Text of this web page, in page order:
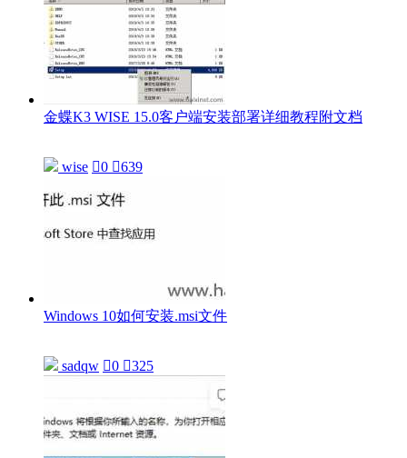
金蝶K3 WISE 15.0客户端安装部署详细教程附文档
wise 0 639
Windows 10如何安装.msi文件
sadqw 0 325